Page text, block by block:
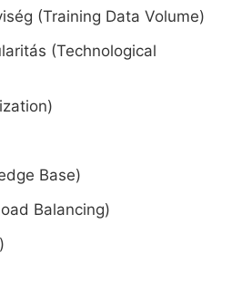
(Training Data Volume)
(Technological
Base)
Balancing)